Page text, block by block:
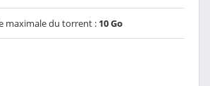
maximale du torrent : 10 Go